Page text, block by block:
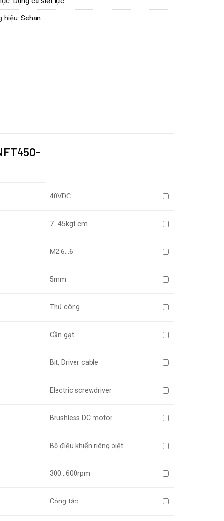
NF series
hiệu: Sehan
40VDC
7…45kgf.cm
M2.6…6
5mm
Thủ công
Cần gạt
Bit, Driver cable
Electric screwdriver
Brushless DC motor
Bộ điều khiển riêng biệt
300…600rpm
Công tắc